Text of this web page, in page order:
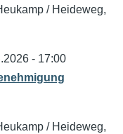
/ Heideweg,
- 17:00
/ Heideweg,